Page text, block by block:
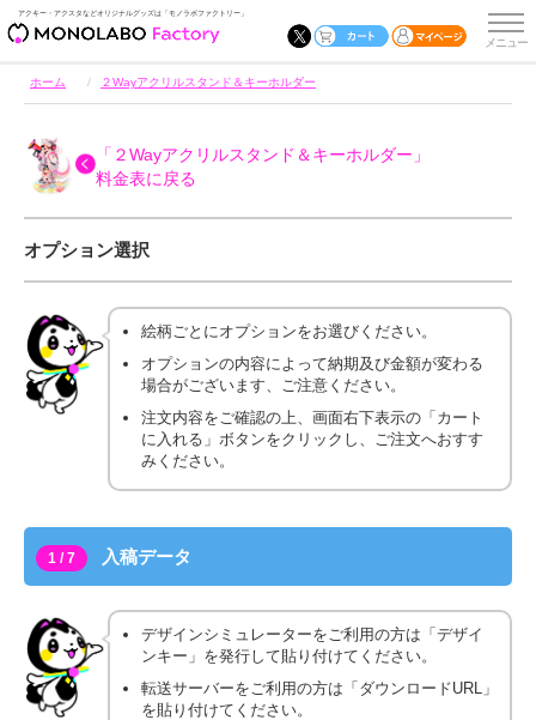
アクキー・アクスタなどオリジナルグッズは「モノラボファクトリー」
ホーム ２Wayアクリルスタンド＆キーホルダー
「２Wayアクリルスタンド＆キーホルダー」
料金表に戻る
オプション選択
絵柄ごとにオプションをお選びください。
オプションの内容によって納期及び金額が変わる
場合がございます、ご注意ください。
注文内容をご確認の上、画面右下表示の「カート
に入れる」ボタンをクリックし、ご注文へおすす
みください。
1 / 7 入稿データ
デザインシミュレーターをご利用の方は「デザイ
ンキー」を発行して貼り付けてください。
転送サーバーをご利用の方は「ダウンロードURL」
を貼り付けてください。